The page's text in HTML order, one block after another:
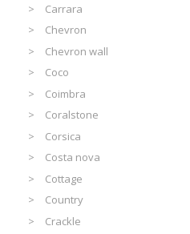
Carrara
Chevron
Chevron wall
Coco
Coimbra
Coralstone
Corsica
Costa nova
Cottage
Country
Crackle